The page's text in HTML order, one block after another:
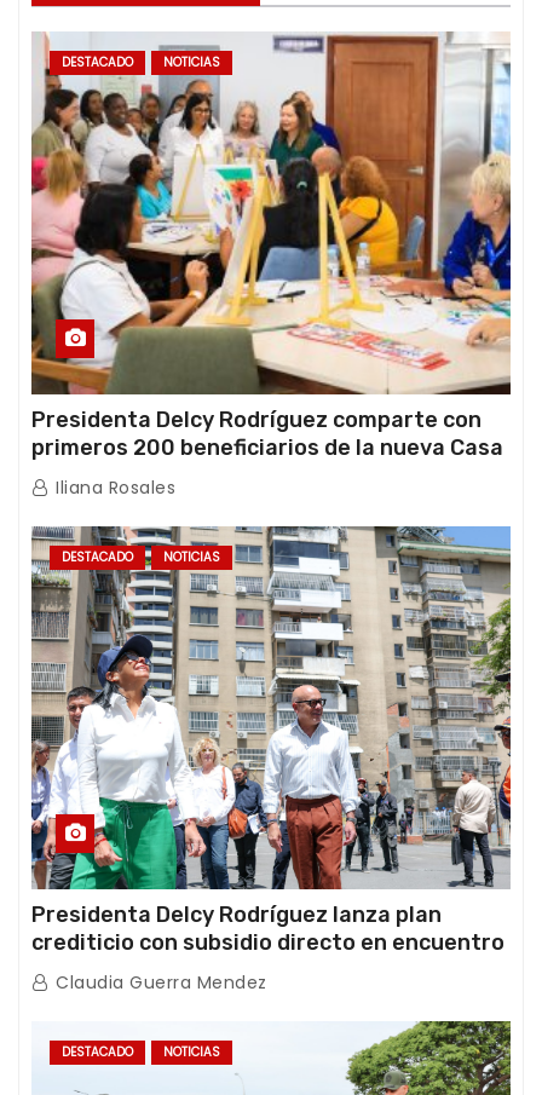
DESTACADO NOTICIAS
Presidenta Delcy Rodríguez comparte con
primeros 200 beneficiarios de la nueva Casa
de los Abuelos “La Primavera” en Caracas
Iliana Rosales
DESTACADO NOTICIAS
Presidenta Delcy Rodríguez lanza plan
crediticio con subsidio directo en encuentro
con Juntas de Condominio
Claudia Guerra Mendez
DESTACADO NOTICIAS